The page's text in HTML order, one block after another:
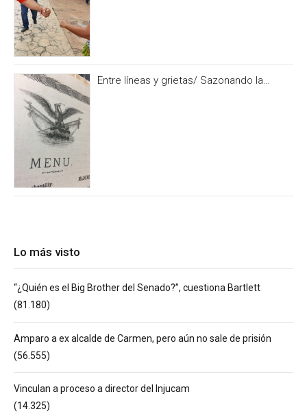
Entre líneas y grietas/ Sazonando la
Lo más visto
“¿Quién es el Big Brother del Senado?”, cuestiona Bartlett
(81.180)
Amparo a ex alcalde de Carmen, pero aún no sale de prisión
(56.555)
Vinculan a proceso a director del Injucam
(14.325)